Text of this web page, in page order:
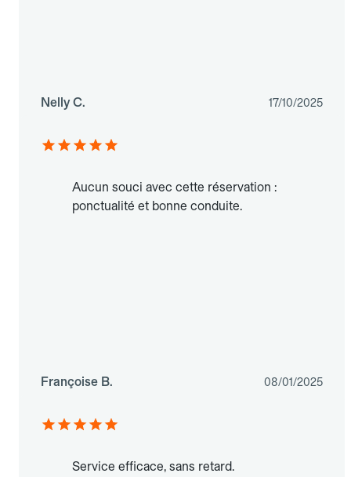
Nelly C. 17/10/2025
Aucun souci avec cette réservation :
ponctualité et bonne conduite.
Françoise B. 08/01/2025
Service efficace, sans retard.